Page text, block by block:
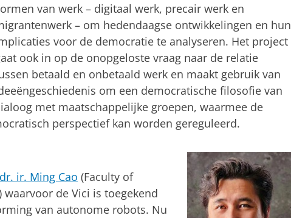
van werk – digitaal werk, precair werk en
– om hedendaagse ontwikkelingen en hun
voor de democratie te analyseren. Het project
ook in op de onopgeloste vraag naar de relatie
betaald en onbetaald werk en maakt gebruik van
om een democratische filosofie van
met maatschappelijke groepen, waarmee de
perspectief kan worden gereguleerd.
ir. Ming Cao (Faculty of
waarvoor de Vici is toegekend
van autonome robots. Nu